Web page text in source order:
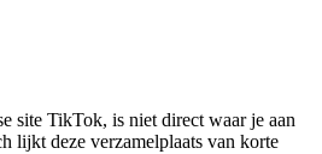
site TikTok, is niet direct waar je aan
lijkt deze verzamelplaats van korte